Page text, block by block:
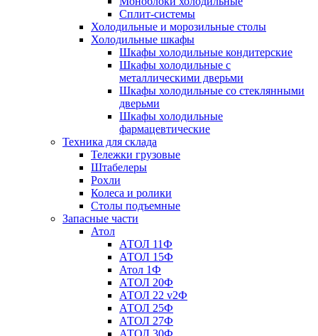
Сплит-системы
Холодильные и морозильные столы
Холодильные шкафы
Шкафы холодильные кондитерские
Шкафы холодильные с
металлическими дверьми
Шкафы холодильные со стеклянными
дверьми
Шкафы холодильные
фармацевтические
Техника для склада
Тележки грузовые
Штабелеры
Рохли
Колеса и ролики
Столы подъемные
Запасные части
Атол
АТОЛ 11Ф
АТОЛ 15Ф
Атол 1Ф
АТОЛ 20Ф
АТОЛ 22 v2Ф
АТОЛ 25Ф
АТОЛ 27Ф
АТОЛ 30Ф